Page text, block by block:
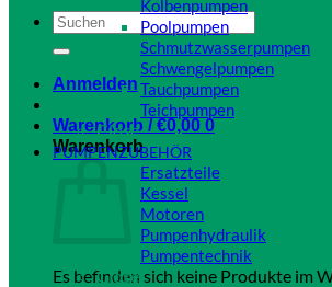
Suchen
nach:
Anmelden
Warenkorb /€0,00 0
Warenkorb
Es befinden sich keine Produkte im
Kolbenpumpen
Poolpumpen
Schmutzwasserpumpen
Schwengelpumpen
Tauchpumpen
Teichpumpen
Close
PUMPENZUBEHÖR
Ersatzteile
Kessel
Motoren
Pumpenhydraulik
Pumpentechnik
Close